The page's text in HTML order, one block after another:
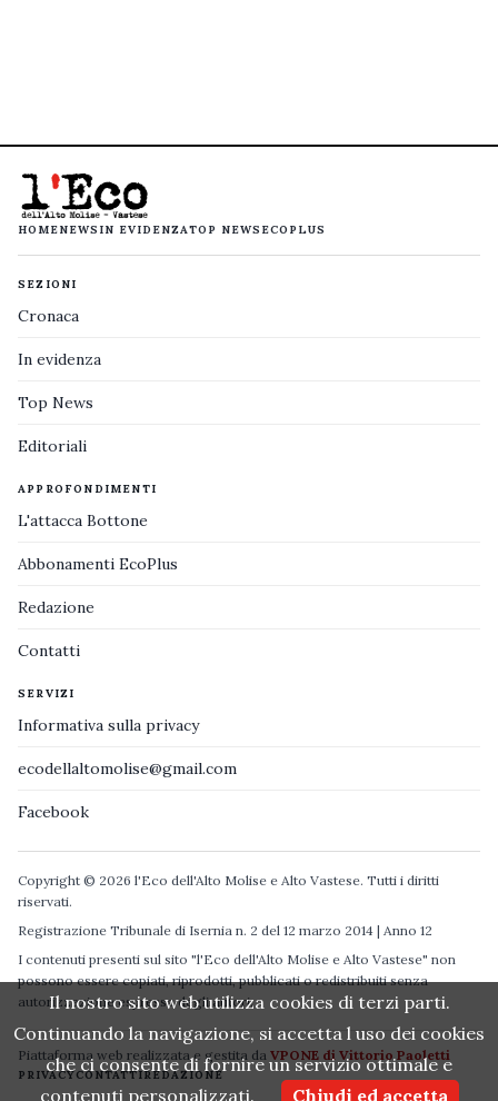
HOMENEWS IN EVIDENZATOP NEWS ECOPLUS
SEZIONI
Cronaca
In evidenza
Top News
Editoriali
APPROFONDIMENTI
L'attacca Bottone
Abbonamenti EcoPlus
Redazione
Contatti
SERVIZI
Informativa sulla privacy
ecodellaltomolise@gmail.com
Facebook
Copyright © 2026 l'Eco dell'Alto Molise e Alto Vastese. Tutti i diritti
riservati.
Registrazione Tribunale di Isernia n. 2 del 12 marzo 2014 | Anno 12
I contenuti presenti sul sito "l'Eco dell'Alto Molise e Alto Vastese" non
possono essere copiati, riprodotti, pubblicati o redistribuiti senza
autorizzazione espressa degli autori.
Piattaforma web realizzata e gestita da VPONE di Vittorio Paoletti
PRIVACYCONTATTIREDAZIONE
Il nostro sito web utilizza cookies di terzi parti.
Continuando la navigazione, si accetta l uso dei cookies
che ci consente di fornire un servizio ottimale e
contenuti personalizzati.
Chiudi ed accetta